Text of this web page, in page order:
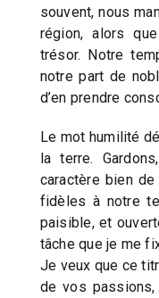
souvent, nous
région, alors
trésor. Notre
notre part de
d’en prendre
Le mot humilité
la terre.
caractère bien
fidèles à notre
paisible, et
tâche que je me
Je veux que ce
de vos